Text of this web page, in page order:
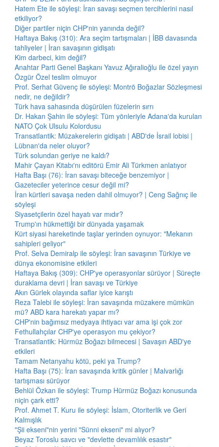
Hatem Ete ile söyleşi: İran savaşı seçmen tercihlerini nasıl
etkiliyor?
Diğer partiler niçin CHP'nin yanında değil?
Haftaya Bakış (310): Ara seçim tartışmaları | İBB davasında
tahliyeler | İran savaşının gidişatı
Kim darbeci, kim değil?
Anahtar Parti Genel Başkanı Yavuz Ağıralioğlu ile özel yayın
Özgür Özel teslim olmuyor
Prof. Serhat Güvenç ile söyleşi: Montrö Boğazlar Sözleşmesi
nedir, ne değildir?
Türk hava sahasında düşürülen füzelerin sırrı
Dr. Hakan Şahin ile söyleşi: Tüm yönleriyle Adana'da kurulan
NATO Çok Ulsulu Kolordusu
Transatlantik: Müzakerelerin gidişatı | ABD'de İsrail lobisi |
Lübnan'da neler oluyor?
Türk solundan geriye ne kaldı?
Mahir Çayan Kitabı'nı editörü Emir Ali Türkmen anlatıyor
Hafta Başı (76): İran savaşı biteceğe benzemiyor |
Gazeteciler yeterince cesur değil mi?
İran kürtleri savaşa neden dahil olmuyor? | Ceng Sağnıç ile
söyleşi
Siyasetçilerin özel hayatı var mıdır?
Trump'ın hükmettiği bir dünyada yaşamak
Kürt siyasi hareketinde taşlar yerinden oynuyor: "Mekanın
sahipleri geliyor"
Prof. Selva Demiralp ile söyleşi: İran savaşının Türkiye ve
dünya ekonomisine etkileri
Haftaya Bakış (309): CHP'ye operasyonlar sürüyor | Süreçte
duraklama devri | İran savaşı ve Türkiye
Akın Gürlek olayında saflar iyice karıştı
Reza Talebi ile söyleşi: İran savaşında müzakere mümkün
mü? ABD kara harekatı yapar mı?
CHP'nin bağımsız medyaya ihtiyacı var ama işi çok zor
Fethullahçılar CHP'ye operasyon mu çekiyor?
Transatlantik: Hürmüz Boğazı bilmecesi | Savaşın ABD'ye
etkileri
Tamam Netanyahu kötü, peki ya Trump?
Hafta Başı (75): İran savaşında kritik günler | Malvarlığı
tartışması sürüyor
Behlül Özkan ile söyleşi: Trump Hürmüz Boğazı konusunda
niçin çark etti?
Prof. Ahmet T. Kuru ile söyleşi: İslam, Otoriterlik ve Geri
Kalmışlık
"Şii ekseni"nin yerini "Sünni ekseni" mi alıyor?
Beyaz Toroslu savcı ve "devlette devamlılık esastır"